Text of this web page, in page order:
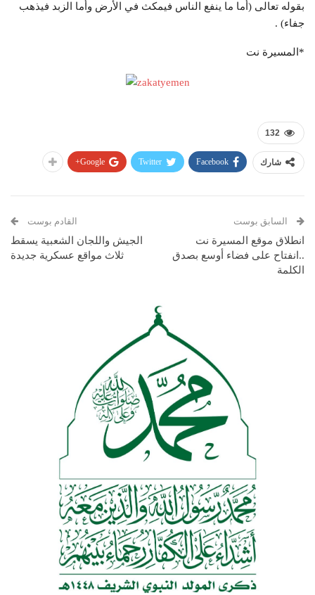
بقوله تعالى (أما ما ينفع الناس فيمكث في الأرض وأما الزبد فيذهب
جفاء) .
*المسيرة نت
132
شارك Facebook
Twitter
Google+
السابق بوست
انطلاق موقع المسيرة نت
..انفتاح على فضاء أوسع بصدق
الكلمة
القادم بوست
الجيش واللجان الشعبية يسقط
ثلاث مواقع عسكرية جديدة